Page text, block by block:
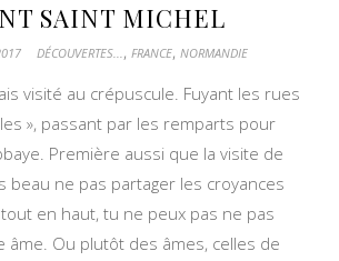
SAINT MICHEL
DÉCOUVERTES..., FRANCE, NORMANDIE
visité au crépuscule. Fuyant les rues
», passant par les remparts pour
Première aussi que la visite de
beau ne pas partager les croyances
en haut, tu ne peux pas ne pas
âme. Ou plutôt des âmes, celles de